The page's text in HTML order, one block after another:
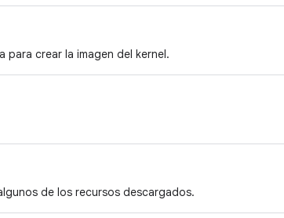
para crear la imagen del kernel.
de los recursos descargados.